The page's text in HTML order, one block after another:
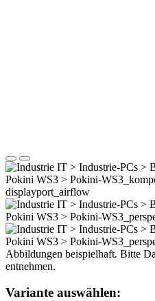
Abbildungen beispielhaft. Bitte
entnehmen.
Variante auswählen: